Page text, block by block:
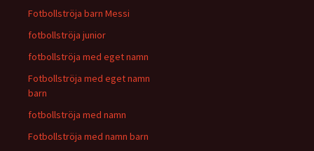
Fotbollströja barn Messi
fotbollströja junior
fotbollströja med eget namn
Fotbollströja med eget namn
barn
fotbollströja med namn
Fotbollströja med namn barn